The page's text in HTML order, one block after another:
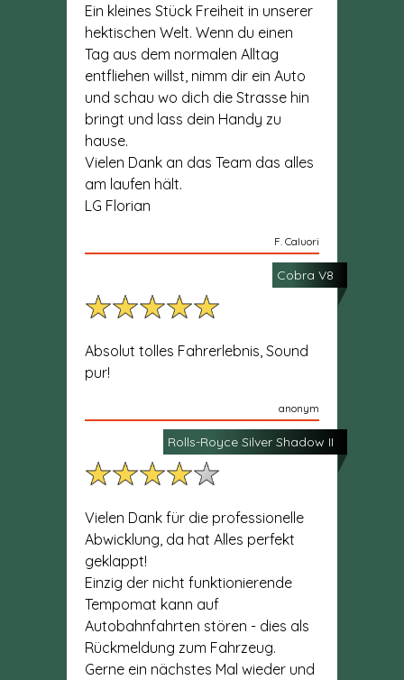
Ein kleines Stück Freiheit in unserer
hektischen Welt. Wenn du einen
Tag aus dem normalen Alltag
entfliehen willst, nimm dir ein Auto
und schau wo dich die Strasse hin
bringt und lass dein Handy zu
hause.
Vielen Dank an das Team das alles
am laufen hält.
LG Florian
F. Caluori
Cobra V8
Absolut tolles Fahrerlebnis, Sound
pur!
anonym
Rolls-Royce Silver Shadow II
Vielen Dank für die professionelle
Abwicklung, da hat Alles perfekt
geklappt!
Einzig der nicht funktionierende
Tempomat kann auf
Autobahnfahrten stören - dies als
Rückmeldung zum Fahrzeug.
Gerne ein nächstes Mal wieder und